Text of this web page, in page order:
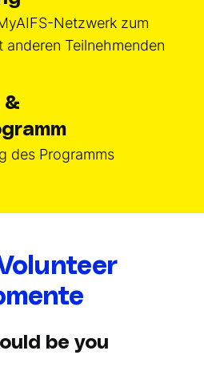
Netzwerk zum
anderen Teilnehmenden
&
des Programms
be you